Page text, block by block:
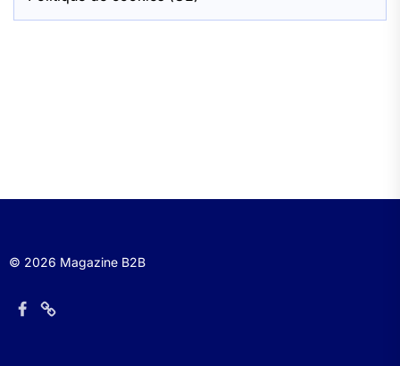
© 2026 Magazine B2B
ÉlémentÉlément